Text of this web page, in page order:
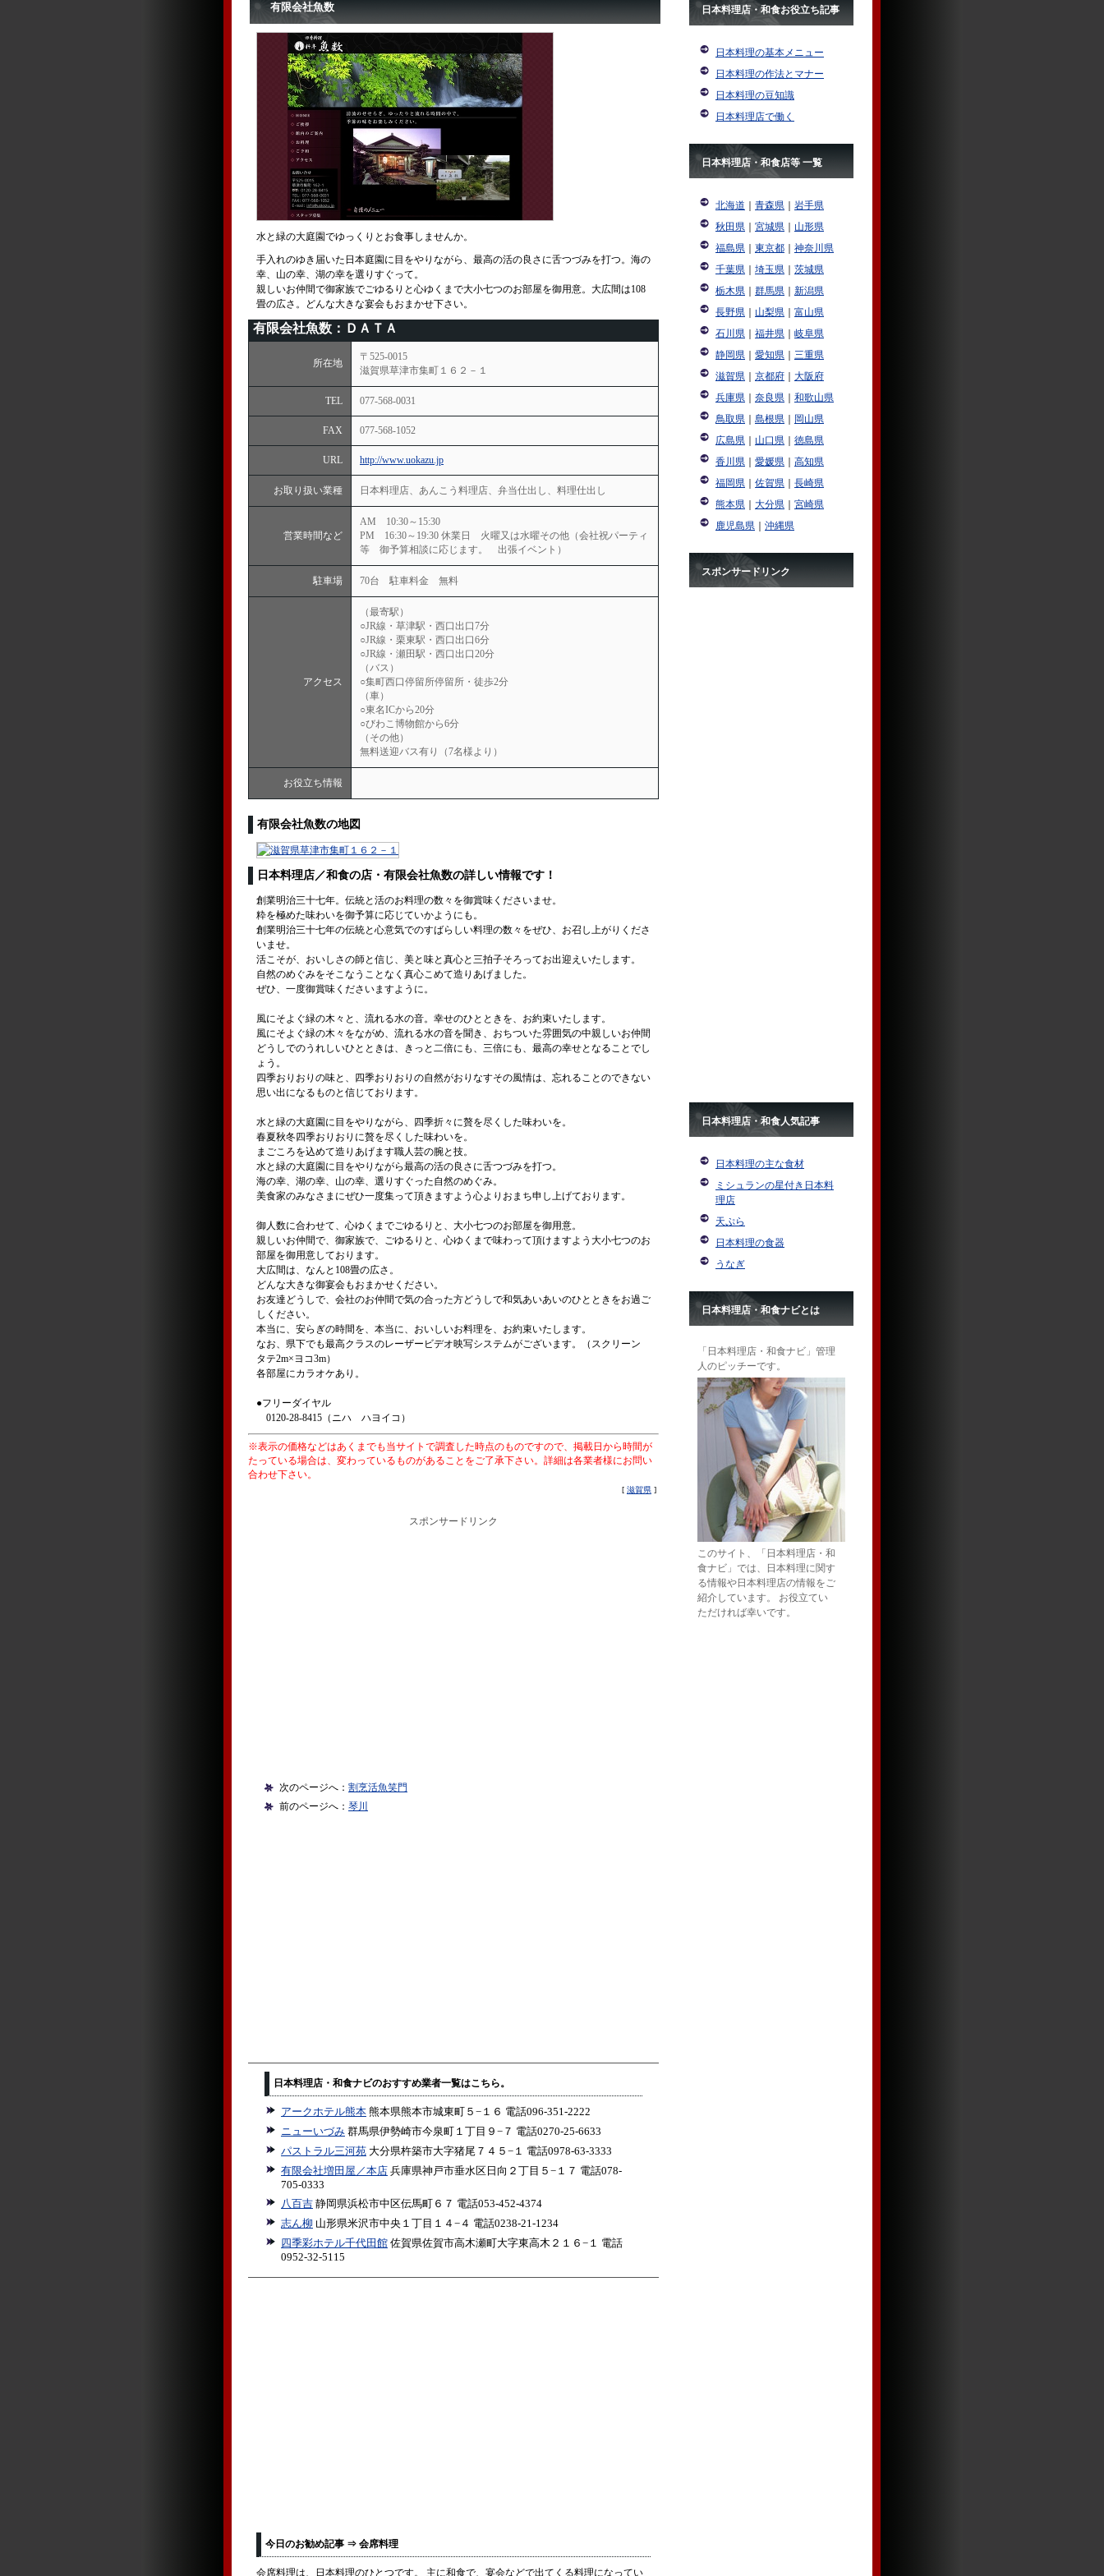
有限会社魚数
水と緑の大庭園でゆっくりとお食事しませんか。
手入れのゆき届いた日本庭園に目をやりながら、最高の活の良さに舌つづみを打つ。海の
幸、山の幸、湖の幸を選りすぐって。
親しいお仲間で御家族でごゆるりと心ゆくまで大小七つのお部屋を御用意。大広間は108
畳の広さ。どんな大きな宴会もおまかせ下さい。
有限会社魚数：ＤＡＴＡ
所在地
〒525-0015
滋賀県草津市集町１６２－１
TEL 077-568-0031
FAX 077-568-1052
URL http://www.uokazu.jp
お取り扱い業種 日本料理店、あんこう料理店、弁当仕出し、料理仕出し
営業時間など
AM 10:30～15:30
PM 16:30～19:30 休業日 火曜又は水曜その他（会社祝パーティ
等 御予算相談に応じます。 出張イベント）
駐車場 70台 駐車料金 無料
アクセス
（最寄駅）
○JR線・草津駅・西口出口7分
○JR線・栗東駅・西口出口6分
○JR線・瀬田駅・西口出口20分
（バス）
○集町西口停留所停留所・徒歩2分
（車）
○東名ICから20分
○びわこ博物館から6分
（その他）
無料送迎バス有り（7名様より）
お役立ち情報
有限会社魚数の地図
日本料理店／和食の店・有限会社魚数の詳しい情報です！
創業明治三十七年。伝統と活のお料理の数々を御賞味くださいませ。
粋を極めた味わいを御予算に応じていかようにも。
創業明治三十七年の伝統と心意気でのすばらしい料理の数々をぜひ、お召し上がりくださ
いませ。
活こそが、おいしさの師と信じ、美と味と真心と三拍子そろってお出迎えいたします。
自然のめぐみをそこなうことなく真心こめて造りあげました。
ぜひ、一度御賞味くださいますように。
風にそよぐ緑の木々と、流れる水の音。幸せのひとときを、お約束いたします。
風にそよぐ緑の木々をながめ、流れる水の音を聞き、おちついた雰囲気の中親しいお仲間
どうしでのうれしいひとときは、きっと二倍にも、三倍にも、最高の幸せとなることでし
ょう。
四季おりおりの味と、四季おりおりの自然がおりなすその風情は、忘れることのできない
思い出になるものと信じております。
水と緑の大庭園に目をやりながら、四季折々に贅を尽くした味わいを。
春夏秋冬四季おりおりに贅を尽くした味わいを。
まごころを込めて造りあげます職人芸の腕と技。
水と緑の大庭園に目をやりながら最高の活の良さに舌つづみを打つ。
海の幸、湖の幸、山の幸、選りすぐった自然のめぐみ。
美食家のみなさまにぜひ一度集って頂きますよう心よりおまち申し上げております。
御人数に合わせて、心ゆくまでごゆるりと、大小七つのお部屋を御用意。
親しいお仲間で、御家族で、ごゆるりと、心ゆくまで味わって頂けますよう大小七つのお
部屋を御用意しております。
大広間は、なんと108畳の広さ。
どんな大きな御宴会もおまかせください。
お友達どうしで、会社のお仲間で気の合った方どうしで和気あいあいのひとときをお過ご
しください。
本当に、安らぎの時間を、本当に、おいしいお料理を、お約束いたします。
なお、県下でも最高クラスのレーザービデオ映写システムがございます。（スクリーン
タテ2m×ヨコ3m）
各部屋にカラオケあり。
●フリーダイヤル
0120-28-8415（ニハ ハヨイコ）
※表示の価格などはあくまでも当サイトで調査した時点のものですので、掲載日から時間が
たっている場合は、変わっているものがあることをご了承下さい。詳細は各業者様にお問い
合わせ下さい。
[ 滋賀県 ]
スポンサードリンク
次のページへ： 割烹活魚笑門
前のページへ： 琴川
日本料理店・和食ナビのおすすめ業者一覧はこちら。
アークホテル熊本 熊本県熊本市城東町５−１６ 電話096-351-2222
ニューいづみ 群馬県伊勢崎市今泉町１丁目９−７ 電話0270-25-6633
パストラル三河苑 大分県杵築市大字猪尾７４５−１ 電話0978-63-3333
有限会社増田屋／本店 兵庫県神戸市垂水区日向２丁目５−１７ 電話078-
705-0333
八百吉 静岡県浜松市中区伝馬町６７ 電話053-452-4374
志ん柳 山形県米沢市中央１丁目１４−４ 電話0238-21-1234
四季彩ホテル千代田館 佐賀県佐賀市高木瀬町大字東高木２１６−１ 電話
0952-32-5115
今日のお勧め記事 ⇒ 会席料理
会席料理は、日本料理のひとつです。 主に和食で、宴会などで出てくる料理になってい
日本料理店・和食お役立ち記事
日本料理の基本メニュー
日本料理の作法とマナー
日本料理の豆知識
日本料理店で働く
日本料理店・和食店等 一覧
北海道 青森県
岩手県
秋田県
宮城県
山形県
福島県
東京都
神奈川県
千葉県
埼玉県
茨城県
栃木県
群馬県
新潟県
長野県
山梨県
富山県
石川県
福井県
岐阜県
静岡県
愛知県
三重県
滋賀県
京都府
大阪府
兵庫県
奈良県
和歌山県
鳥取県
島根県
岡山県
広島県
山口県
徳島県
香川県
愛媛県
高知県
福岡県
佐賀県
長崎県
熊本県
大分県
宮崎県
鹿児島県
沖縄県
スポンサードリンク
日本料理店・和食人気記事
日本料理の主な食材
ミシュランの星付き日本料
理店
天ぷら
日本料理の食器
うなぎ
日本料理店・和食ナビとは
「日本料理店・和食ナビ」管理
人のピッチーです。
このサイト、「日本料理店・和
食ナビ」では、日本料理に関す
る情報や日本料理店の情報をご
紹介しています。 お役立てい
ただければ幸いです。